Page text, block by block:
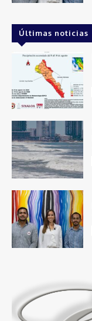
Últimas noticias